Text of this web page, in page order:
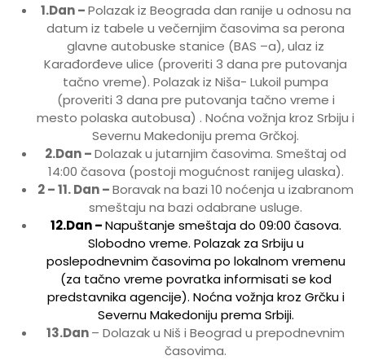
1.Dan –Polazak iz Beograda dan ranije u odnosu na
datum iz tabele u večernjim časovima sa perona
glavne autobuske stanice (BAS –a), ulaz iz
Karađorđeve ulice (proveriti 3 dana pre putovanja
tačno vreme). Polazak iz Niša- Lukoil pumpa
(proveriti 3 dana pre putovanja tačno vreme i
mesto polaska autobusa) . Noćna vožnja kroz Srbiju i
Severnu Makedoniju prema Grčkoj.
2.Dan –Dolazak u jutarnjim časovima. Smeštaj od
14:00 časova (postoji mogućnost ranijeg ulaska).
2 – 11. Dan –Boravak na bazi 10 noćenja u izabranom
smeštaju na bazi odabrane usluge.
12.Dan –Napuštanje smeštaja do 09:00 časova.
Slobodno vreme. Polazak za Srbiju u
poslepodnevnim časovima po lokalnom vremenu
(za tačno vreme povratka informisati se kod
predstavnika agencije). Noćna vožnja kroz Grčku i
Severnu Makedoniju prema Srbiji.
13.Dan– Dolazak u Niš i Beograd u prepodnevnim
časovima.